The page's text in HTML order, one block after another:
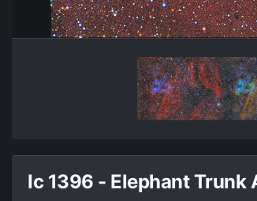
Ic 1396 - Elephant Trunk